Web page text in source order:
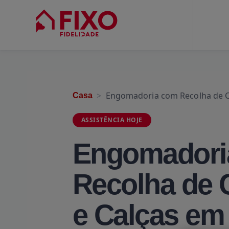
Casa Engomadoria com Recolha de
ASSISTÊNCIA HOJE
Recolha de
e Calças